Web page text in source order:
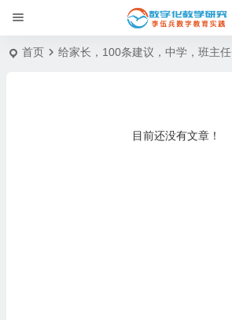
首页 给家长，100条建议，中学，班主任
目前还没有文章！